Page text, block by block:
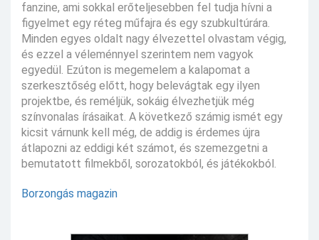
fanzine, ami sokkal erőteljesebben fel tudja hívni a
figyelmet egy réteg műfajra és egy szubkultúrára.
Minden egyes oldalt nagy élvezettel olvastam végig,
és ezzel a véleménnyel szerintem nem vagyok
egyedül. Ezúton is megemelem a kalapomat a
szerkesztőség előtt, hogy belevágtak egy ilyen
projektbe, és reméljük, sokáig élvezhetjük még
színvonalas írásaikat. A következő számig ismét egy
kicsit várnunk kell még, de addig is érdemes újra
átlapozni az eddigi két számot, és szemezgetni a
bemutatott filmekből, sorozatokból, és játékokból.
Borzongás magazin